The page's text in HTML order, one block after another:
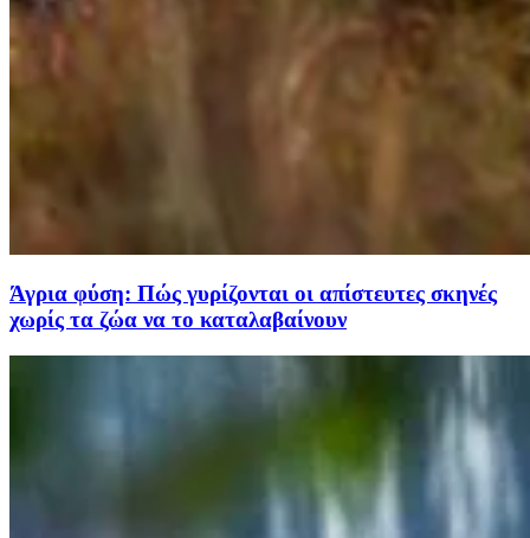
Άγρια φύση: Πώς γυρίζονται οι απίστευτες σκηνές
χωρίς τα ζώα να το καταλαβαίνουν